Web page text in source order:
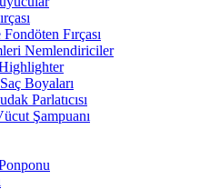
Fırçası
Nemlendiriciler
Boyaları
Parlatıcısı
Şampuanı